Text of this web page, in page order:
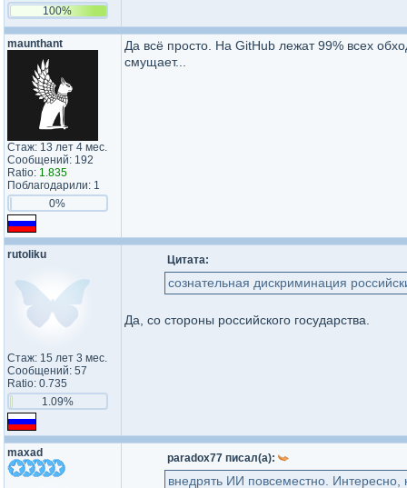
100%
maunthant
Стаж: 13 лет 4 мес.
Сообщений: 192
Ratio: 1.835
Поблагодарили: 1
0%
Да всё просто. На GitHub лежат 99% всех
смущает...
rutoliku
Стаж: 15 лет 3 мес.
Сообщений: 57
Ratio: 0.735
1.09%
Цитата:
сознательная дискриминация
Да, со стороны российского государства.
maxad paradox77 писал(а):
внедрять ИИ повсеместно. Интересно,